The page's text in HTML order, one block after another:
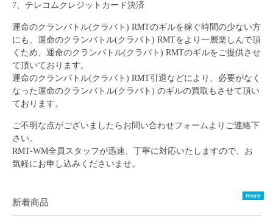
7、テレコムクレジットカード決済
運命のクランバトル(クラバト ) RMTのギルを稼ぐ時間の少ない方
にも、 運命のクランバトル(クラバト ) RMTをより一層楽しんで頂
くため、 運命のクランバトル(クラバト ) RMTのギルをご提供させ
て頂いております。
運命のクランバトル(クラバト ) RMT引退などにより、必要がなく
なった運命のクランバトル(クラバト ) のギルの買取もさせて頂い
ております。
ご不明な点がございましたらお問い合わせフォームよりご連絡下
さい。
RMT-WM全員スタッフが迅速、丁寧に対応いたしますので、お
気軽にお申し込みくださいませ。
more
新着商品